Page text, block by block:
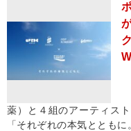
薬）と４組のアーティス
「それぞれの本気ととも